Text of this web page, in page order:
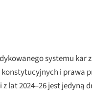
systemu kar
i prawa
lat 2024–26 jest jedyną